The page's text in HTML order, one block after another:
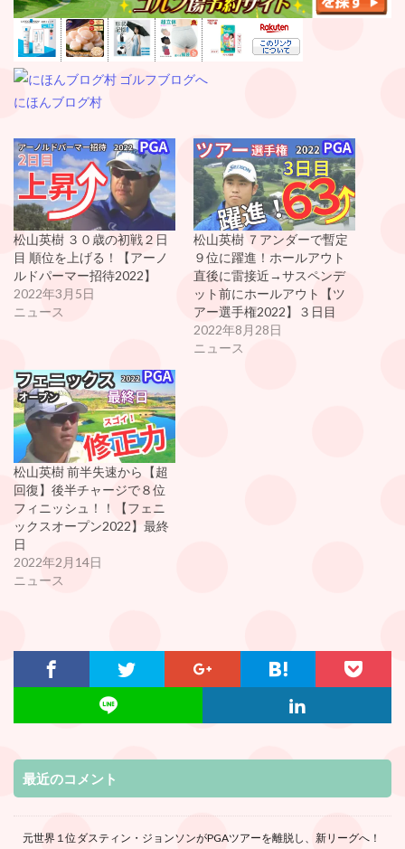
にほんブログ村
松山英樹 ３０歳の初戦２日
目 順位を上げる！【アーノ
ルドパーマー招待2022】
2022年3月5日
ニュース
松山英樹 ７アンダーで暫定
９位に躍進！ホールアウト
直後に雷接近→サスペンデ
ット前にホールアウト【ツ
アー選手権2022】３日目
2022年8月28日
ニュース
松山英樹 前半失速から【超
回復】後半チャージで８位
フィニッシュ！！【フェニ
ックスオープン2022】最終
日
2022年2月14日
ニュース
最近のコメント
元世界１位ダスティン・ジョンソンがPGAツアーを離脱し、新リーグへ！